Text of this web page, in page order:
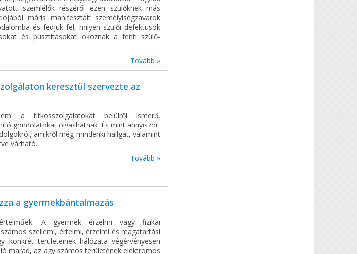
szemlélők részéről ezen szülőknek más
máris manifesztált személyiségzavarok
és fedjük fel, milyen szülői defektusok
és pusztításokat okoznak a fenti szülő-
Tovább »
keresztül szervezte az
a titkosszolgálatokat belülről ismerő,
gondolatokat olvashatnak. És mint annyiszor,
amikről még mindenki hallgat, valamint
várható.
Tovább »
a gyermekbántalmazás
A gyermek érzelmi vagy fizikai
szellemi, értelmi, érzelmi és magatartási
konkrét területeinek hálózata végérvényesen
marad, az agy számos területének elektromos